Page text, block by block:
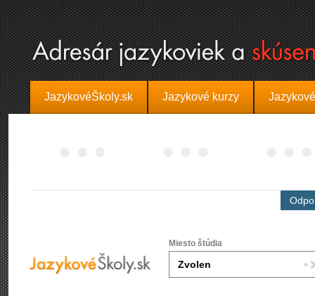
JazykovéŠkoly.sk Jazykové kurzy
Miesto štúdia